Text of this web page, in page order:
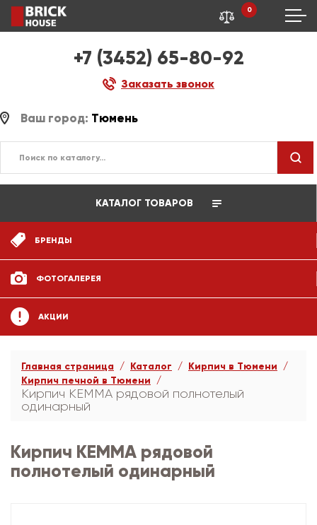
+7 (3452) 65-80-92
Заказать звонок
0
Ваш город: Тюмень
КАТАЛОГ ТОВАРОВ
БРЕНДЫ
ФОТОГАЛЕРЕЯ
АКЦИИ
Главная страница Каталог
Кирпич в Тюмени
Кирпич печной в Тюмени
Кирпич КЕММА рядовой полнотелый
одинарный
Кирпич КЕММА рядовой
полнотелый одинарный